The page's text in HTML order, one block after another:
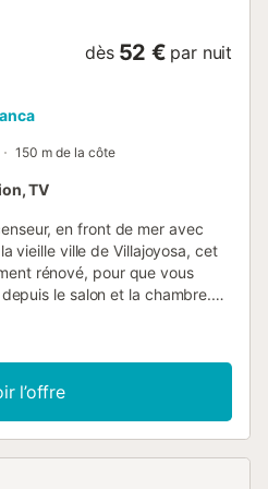
et la sécurité pour ceux qui
dès 52 € par nuit
150 m de la côte
TV
en front de mer avec
vieille ville de Villajoyosa, cet
rénové, pour que vous
le salon et la chambre.
offrant une vue imprenable
salle de bain. Parking (non
bleue de la rue, et
de la plage....
l’offre